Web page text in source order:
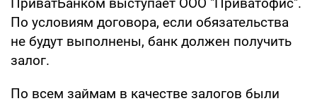
По условиям договора, если обязательства
не будут выполнены, банк должен получить
залог.
По всем займам в качестве залогов были